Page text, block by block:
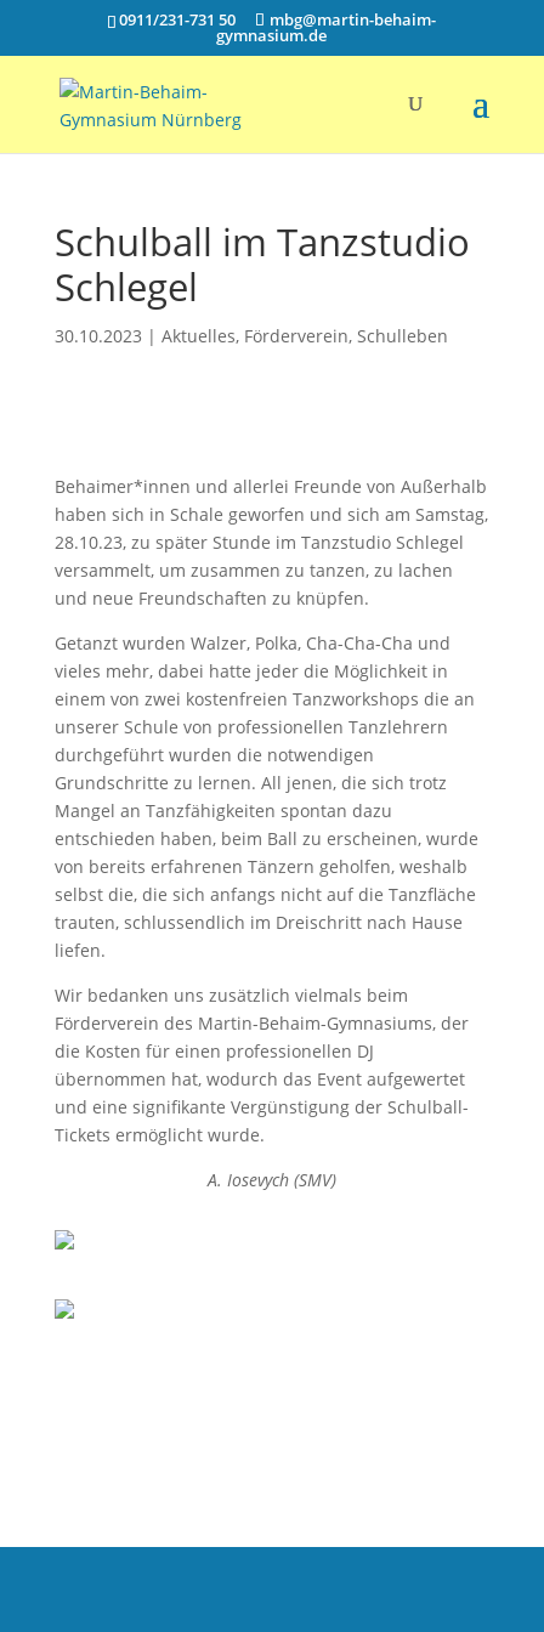
0911/231-731 50 mbg@martin-behaim-
gymnasium.de
Schulball im Tanzstudio
Schlegel
30.10.2023 | Aktuelles, Förderverein, Schulleben
Behaimer*innen und allerlei Freunde von Außerhalb
haben sich in Schale geworfen und sich am Samstag,
28.10.23, zu später Stunde im Tanzstudio Schlegel
versammelt, um zusammen zu tanzen, zu lachen
und neue Freundschaften zu knüpfen.
Getanzt wurden Walzer, Polka, Cha-Cha-Cha und
vieles mehr, dabei hatte jeder die Möglichkeit in
einem von zwei kostenfreien Tanzworkshops die an
unserer Schule von professionellen Tanzlehrern
durchgeführt wurden die notwendigen
Grundschritte zu lernen. All jenen, die sich trotz
Mangel an Tanzfähigkeiten spontan dazu
entschieden haben, beim Ball zu erscheinen, wurde
von bereits erfahrenen Tänzern geholfen, weshalb
selbst die, die sich anfangs nicht auf die Tanzfläche
trauten, schlussendlich im Dreischritt nach Hause
liefen.
Wir bedanken uns zusätzlich vielmals beim
Förderverein des Martin-Behaim-Gymnasiums, der
die Kosten für einen professionellen DJ
übernommen hat, wodurch das Event aufgewertet
und eine signifikante Vergünstigung der Schulball-
Tickets ermöglicht wurde.
A. Iosevych (SMV)